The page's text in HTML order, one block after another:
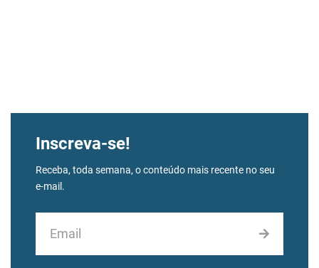
Inscreva-se!
Receba, toda semana, o conteúdo mais recente no seu
e-mail.